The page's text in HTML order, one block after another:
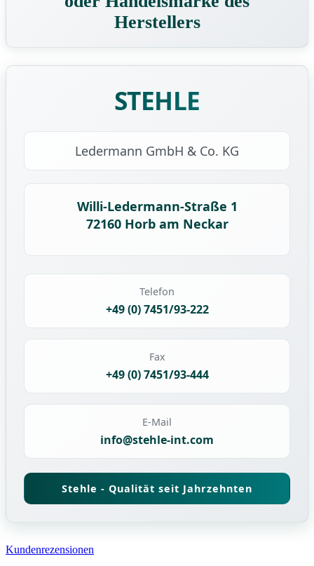
Herstellers
STEHLE
Ledermann GmbH & Co. KG
Willi-Ledermann-Straße 1
72160 Horb am Neckar
Telefon
+49 (0) 7451/93-222
Fax
+49 (0) 7451/93-444
E-Mail
info@stehle-int.com
Stehle - Qualität seit Jahrzehnten
Kundenrezensionen